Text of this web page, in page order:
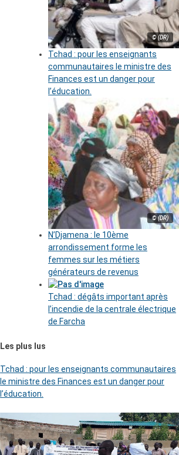
© (DR)
Tchad : pour les enseignants
communautaires le ministre des
Finances est un danger pour
l’éducation.
© (DR)
N’Djamena : le 10ème
arrondissement forme les
femmes sur les métiers
générateurs de revenus
Tchad : dégâts important après
l’incendie de la centrale électrique
de Farcha
Les plus lus
Tchad : pour les enseignants communautaires
le ministre des Finances est un danger pour
l’éducation.